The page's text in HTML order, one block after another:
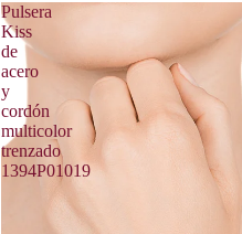
Pulsera
Kiss
de
acero
y
cordón
multicolor
trenzado
1394P01019